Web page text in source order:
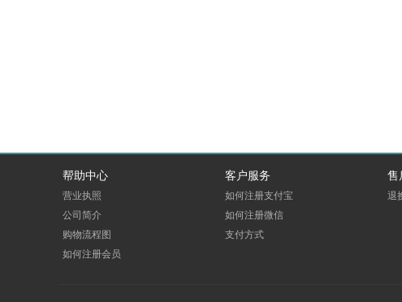
帮助中心
营业执照
公司简介
购物流程图
如何注册会员
客户服务
如何注册支付宝
如何注册微信
支付方式
售
退